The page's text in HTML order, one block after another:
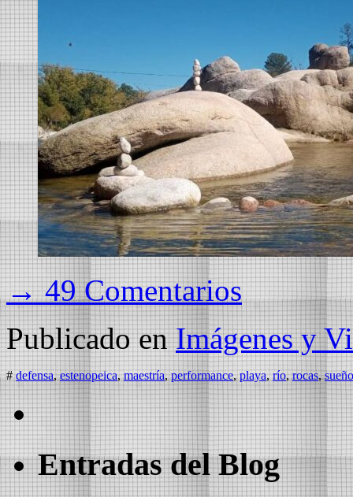
→ 49 Comentarios
Publicado en Imágenes y
# defensa,estenopeica,maestría,performance,playa, río,rocas,
Entradas del Blog